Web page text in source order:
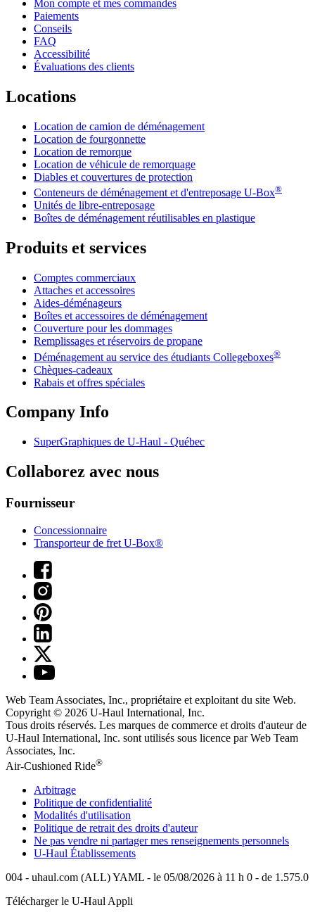
Mon compte et mes commandes
Paiements
Conseils
FAQ
Accessibilité
Évaluations des clients
Locations
Location de camion de déménagement
Location de fourgonnette
Location de remorque
Location de véhicule de remorquage
Diables et couvertures de protection
Conteneurs de déménagement et d'entreposage U-Box®
Unités de libre-entreposage
Boîtes de déménagement réutilisables en plastique
Produits et services
Comptes commerciaux
Attaches et accessoires
Aides-déménageurs
Boîtes et accessoires de déménagement
Couverture pour les dommages
Remplissages et réservoirs de propane
Déménagement au service des étudiants Collegeboxes®
Chèques-cadeaux
Rabais et offres spéciales
Company Info
SuperGraphiques de U-Haul - Québec
Collaborez avec nous
Fournisseur
Concessionnaire
Transporteur de fret U-Box®
Web Team Associates, Inc., propriétaire et exploitant du site Web.
Copyright © 2026 U-Haul International, Inc.
Tous droits réservés. Les marques de commerce et droits d'auteur de
U-Haul International, Inc. sont utilisés sous licence par Web Team
Associates, Inc.
Air-Cushioned Ride®
Arbitrage
Politique de confidentialité
Modalités d'utilisation
Politique de retrait des droits d'auteur
Ne pas vendre ni partager mes renseignements personnels
U-Haul Établissements
004 - uhaul.com (ALL) YAML - le 05/08/2026 à 11 h 0 - de 1.575.0
Télécharger le U-Haul Appli